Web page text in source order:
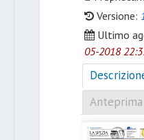
Versione:
Ultimo
05-2018
Anteprima